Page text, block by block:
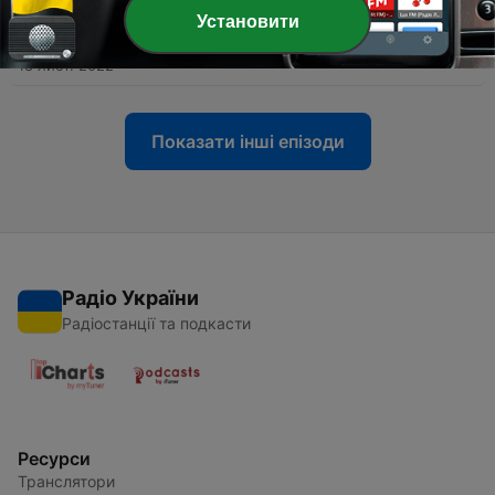
13 - Пісні спротиву. Машингвери
18 лист. 2022
Показати інші епізоди
Радіо України
Радіостанції та подкасти
Ресурси
Транслятори
Установити